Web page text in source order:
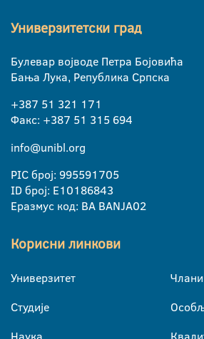
Универзитетски град
Булевар војводе Петра Бојовића
Бања Лука, Република Српска
+387 51 321 171
Факс: +387 51 315 694
info@unibl.org
PIC број: 995591705
ID број: E10186843
Еразмус код: BA BANJA02
Корисни линкови
Универзитет
Студије